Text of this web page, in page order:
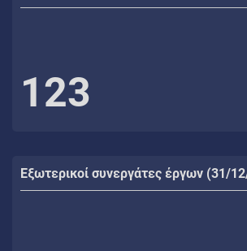
123
Εξωτερικοί συνεργάτες έργων (31/